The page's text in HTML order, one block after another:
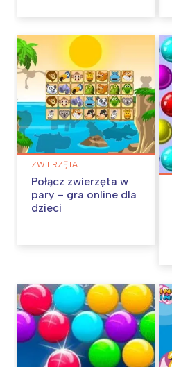
ZWIERZĘTA
Połącz zwierzęta w
pary – gra online dla
dzieci